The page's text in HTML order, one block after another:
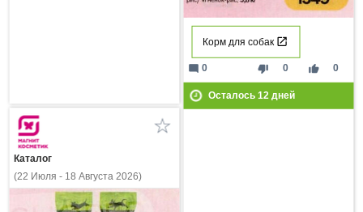
Корм для собак
thumb_down 0 thumb_up 0
mode_comment 0
Осталось 12дней
Каталог
(22 Июля - 18 Августа 2026)